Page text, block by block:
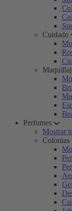
Cuidado
Perfumes
Mostrar
Colonias